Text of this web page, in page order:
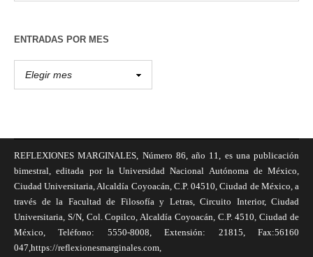
ENTRADAS POR MES
REFLEXIONES MARGINALES, Número 86, año 11, es una publicación
bimestral, editada por la Universidad Nacional Autónoma de México,
Ciudad Universitaria, Alcaldía Coyoacán, C.P. 04510, Ciudad de México, a
través de la Facultad de Filosofía y Letras, Circuito Interior, Ciudad
Universitaria, S/N, Col. Copilco, Alcaldía Coyoacán, C.P. 4510, Ciudad de
México, Teléfono: 5550-8008, Extensión: 21815, Fax:56160
047,https://reflexionesmarginales.com,